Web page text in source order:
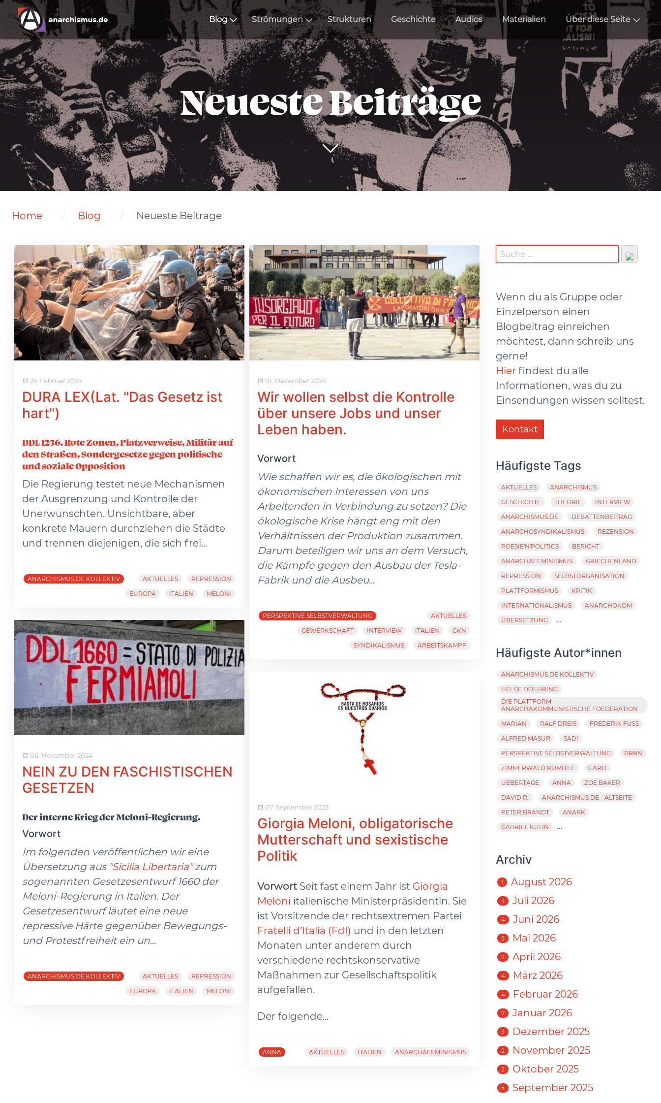
Blog Strömungen Strukturen Geschichte Audios Materialien Über diese Seite
Neueste Beiträge
Home Blog Neueste Beiträge
25. Februar 2025
DURA LEX(Lat. "Das Gesetz ist
hart")
DDL 1236. Rote Zonen, Platzverweise, Militär auf
den Straßen, Sondergesetze gegen politische
und soziale Opposition
Die Regierung testet neue Mechanismen
der Ausgrenzung und Kontrolle der
Unerwünschten. Unsichtbare, aber
konkrete Mauern durchziehen die Städte
und trennen diejenigen, die sich frei...
ANARCHISMUS.DE KOLLEKTIV AKTUELLES
REPRESSION
EUROPA
ITALIEN MELONI
06. November 2024
NEIN ZU DEN FASCHISTISCHEN
GESETZEN
Der interne Krieg der Meloni-Regierung.
Vorwort
Im folgenden veröffentlichen wir eine
Übersetzung aus "Sicilia Libertaria"zum
sogenannten Gesetzesentwurf 1660 der
Meloni-Regierung in Italien. Der
Gesetzesentwurf läutet eine neue
repressive Härte gegenüber Bewegungs-
und Protestfreiheit ein un...
ANARCHISMUS.DE KOLLEKTIV AKTUELLES
REPRESSION
EUROPA
ITALIEN MELONI
01. Dezember 2024
Wir wollen selbst die Kontrolle
über unsere Jobs und unser
Leben haben.
Vorwort
Wie schaffen wir es, die ökologischen mit
ökonomischen Interessen von uns
Arbeitenden in Verbindung zu setzen? Die
ökologische Krise hängt eng mit den
Verhältnissen der Produktion zusammen.
Darum beteiligen wir uns an dem Versuch,
die Kämpfe gegen den Ausbau der Tesla-
Fabrik und die Ausbeu...
PERSPEKTIVE SELBSTVERWALTUNG
AKTUELLES
GEWERKSCHAFT
INTERVIEW ITALIEN
GKN
SYNDIKALISMUS
ARBEITSKAMPF
07. September 2023
Giorgia Meloni, obligatorische
Mutterschaft und sexistische
Politik
VorwortSeit fast einem Jahr ist Giorgia
Meloni italienische Ministerpräsidentin. Sie
ist Vorsitzende der rechtsextremen Partei
Fratelli d’Italia (FdI) und in den letzten
Monaten unter anderem durch
verschiedene rechtskonservative
Maßnahmen zur Gesellschaftspolitik
aufgefallen.
Der folgende...
ANNA AKTUELLES ITALIEN ANARCHAFEMINISMUS
Wenn du als Gruppe oder
Einzelperson einen
Blogbeitrag einreichen
möchtest, dann schreib uns
gerne!
Hier findest du alle
Informationen, was du zu
Einsendungen wissen solltest.
Kontakt
Häufigste Tags
AKTUELLES
ANARCHISMUS
GESCHICHTE
THEORIE
INTERVIEW
ANARCHISMUS.DE
DEBATTENBEITRAG
ANARCHOSYNDIKALISMUS
REZENSION
POESIE'N'POLITICS
BERICHT
ANARCHAFEMINISMUS
GRIECHENLAND
REPRESSION
SELBSTORGANISATION
PLATTFORMISMUS
KRITIK
INTERNATIONALISMUS
ANARCHOKOM
ÜBERSETZUNG
...
Häufigste Autor*innen
ANARCHISMUS.DE KOLLEKTIV
HELGE DOEHRING
DIE PLATTFORM -
ANARCHAKOMMUNISTISCHE FOEDERATION
MARIAN
RALF DREIS
FREDERIK FUSS
ALFRED MASUR
SADI
PERSPEKTIVE SELBSTVERWALTUNG
BRRN
ZIMMERWALD KOMITEE
CARO
UEBERTAGE
ANNA
ZOE BAKER
DAVID R.
ANARCHISMUS.DE - ALTSEITE
PETER BRANDT
ANARK
GABRIEL KUHN
...
Archiv
1 August 2026
3 Juli 2026
4 Juni 2026
5 Mai 2026
2 April 2026
4 März 2026
4 Februar 2026
7 Januar 2026
3 Dezember 2025
2 November 2025
2 Oktober 2025
5 September 2025